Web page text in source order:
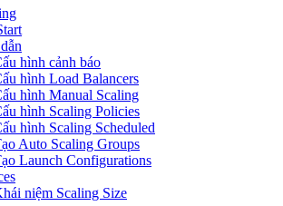
hình cảnh báo
hình Load Balancers
hình Manual Scaling
hình Scaling Policies
hình Scaling Scheduled
Auto Scaling Groups
Launch Configurations
niệm Scaling Size